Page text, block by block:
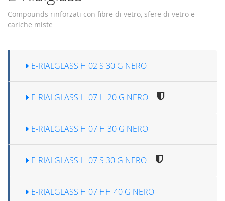
Compounds rinforzati con fibre di vetro, sfere di vetro e
cariche miste
E-RIALGLASS H 02 S 30 G NERO
E-RIALGLASS H 07 H 20 G NERO
E-RIALGLASS H 07 H 30 G NERO
E-RIALGLASS H 07 S 30 G NERO
E-RIALGLASS H 07 HH 40 G NERO